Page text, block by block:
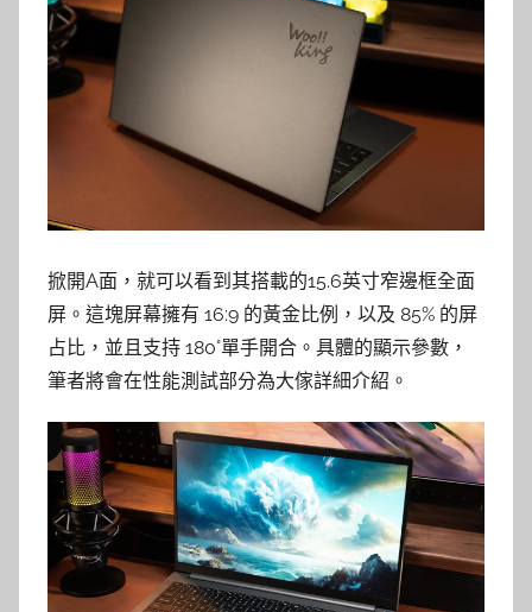
掀開A面，就可以看到其搭載的15.6英寸窄邊框全面
屏。這塊屏幕擁有 16:9 的黃金比例，以及 85% 的屏
占比，並且支持 180°單手開合。具體的顯示參數，
筆者將會在性能測試部分為大傢詳細介紹。